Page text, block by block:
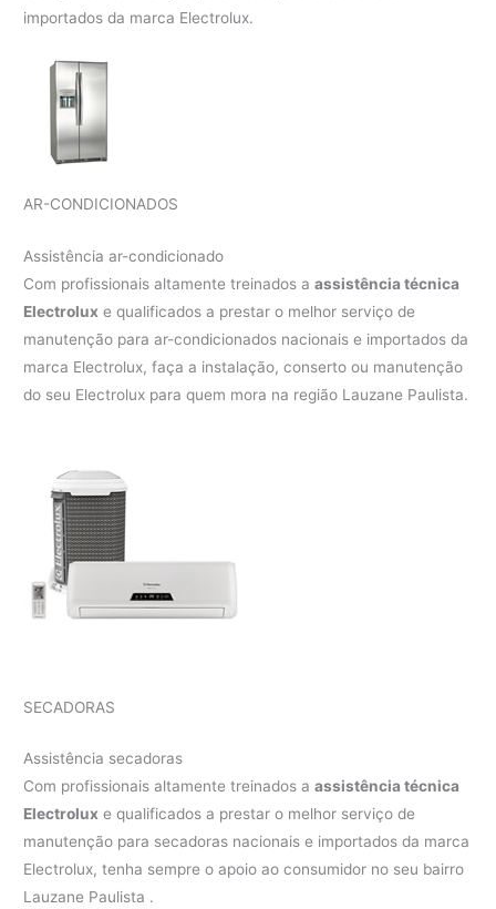
importados da marca Electrolux.
AR-CONDICIONADOS
Assistência ar-condicionado
Com profissionais altamente treinados aassistência técnica
Electrolux e qualificados a prestar o melhor serviço de
manutenção para ar-condicionados nacionais e importados da
marca Electrolux, faça a instalação, conserto ou manutenção
do seu Electrolux para quem mora na região Lauzane Paulista.
SECADORAS
Assistência secadoras
Com profissionais altamente treinados aassistência técnica
Electrolux e qualificados a prestar o melhor serviço de
manutenção para secadoras nacionais e importados da marca
Electrolux, tenha sempre o apoio ao consumidor no seu bairro
Lauzane Paulista .